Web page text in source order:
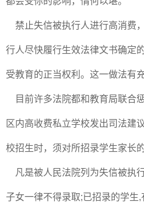
禁止失信被执行人进行高消费
行人尽快履行生效法律文书确定
受教育的正当权利。这一做法有
目前许多法院都和教育局联合
区内高收费私立学校发出司法建
校招生时，须对所招录学生家长
凡是被人民法院列为失信被执
子女一律不得录取;已招录的学生